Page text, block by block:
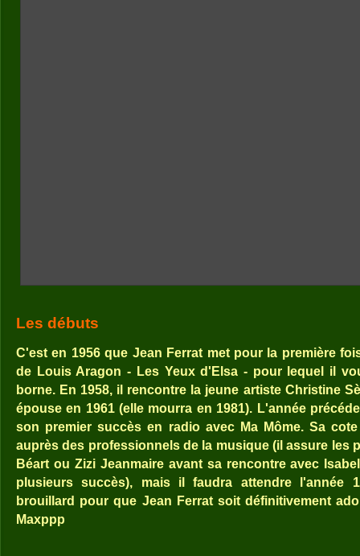
Les débuts
C'est en 1956 que Jean Ferrat met pour la première
de Louis Aragon - Les Yeux d'Elsa - pour lequel il
borne. En 1958, il rencontre la jeune artiste Christine
épouse en 1961 (elle mourra en 1981). L'année
son premier succès en radio avec Ma Môme. Sa
auprès des professionnels de la musique (il assure les
Béart ou Zizi Jeanmaire avant sa rencontre avec
plusieurs succès), mais il faudra attendre l'année
brouillard pour que Jean Ferrat soit définitivement
Maxppp